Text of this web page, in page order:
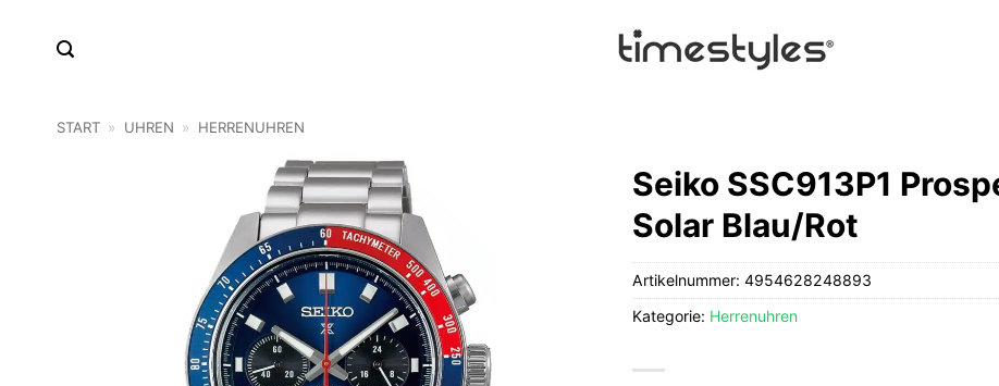
START » UHREN » HERRENUHREN
Seiko SSC913P1
Solar Blau/Rot
Artikelnummer:4954628248893
Kategorie: Herrenuhren